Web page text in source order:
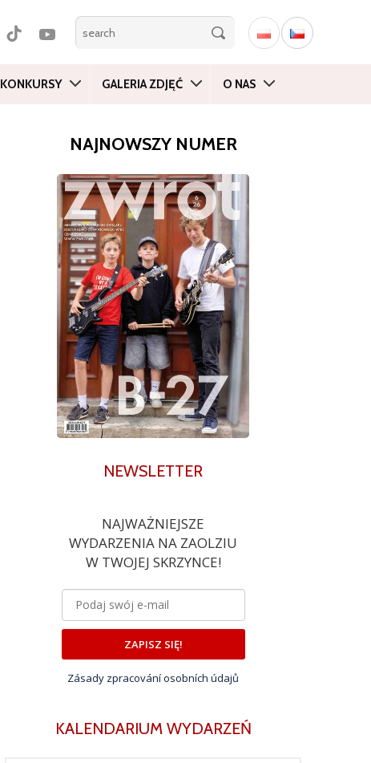
KONKURSY GALERIA ZDJĘĆ O NAS
NAJNOWSZY NUMER
NEWSLETTER
NAJWAŻNIEJSZE
WYDARZENIA NA ZAOLZIU
W TWOJEJ SKRZYNCE!
ZAPISZ SIĘ!
Zásady zpracování osobních údajů
KALENDARIUM WYDARZEŃ